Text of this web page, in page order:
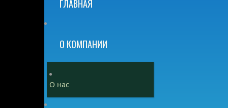
ГЛАВНАЯ
О КОМПАНИИ
О нас